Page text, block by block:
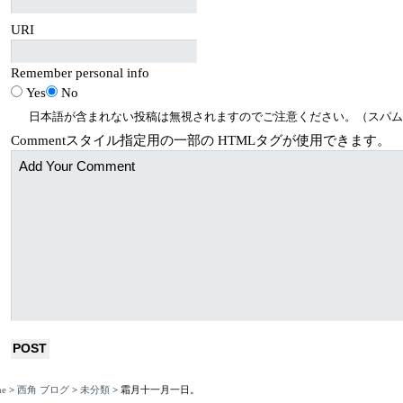
URI
Remember personal info
Yes
No
日本語が含まれない投稿は無視されますのでご注意ください。（スパ
Commentスタイル指定用の一部の HTMLタグが使用できます。
> 西角 ブログ> 未分類> 霜月十一月一日。